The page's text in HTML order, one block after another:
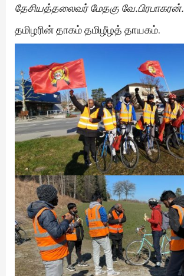
தேசியத்தலைவர் மேதகு வே.பிரபாகரன்.
தமிழரின் தாகம் தமிழீழத் தாயகம்.